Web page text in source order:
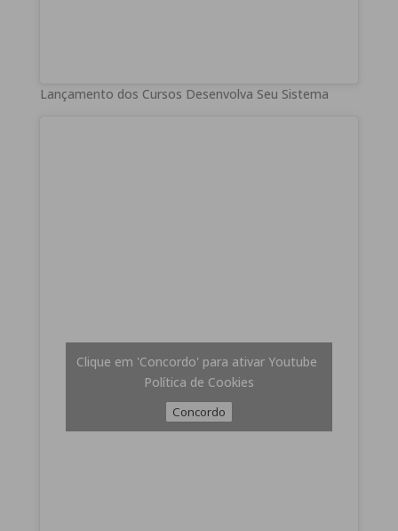
Lançamento dos Cursos Desenvolva Seu Sistema
Clique em 'Concordo' para ativar Youtube
Política de Cookies
Concordo